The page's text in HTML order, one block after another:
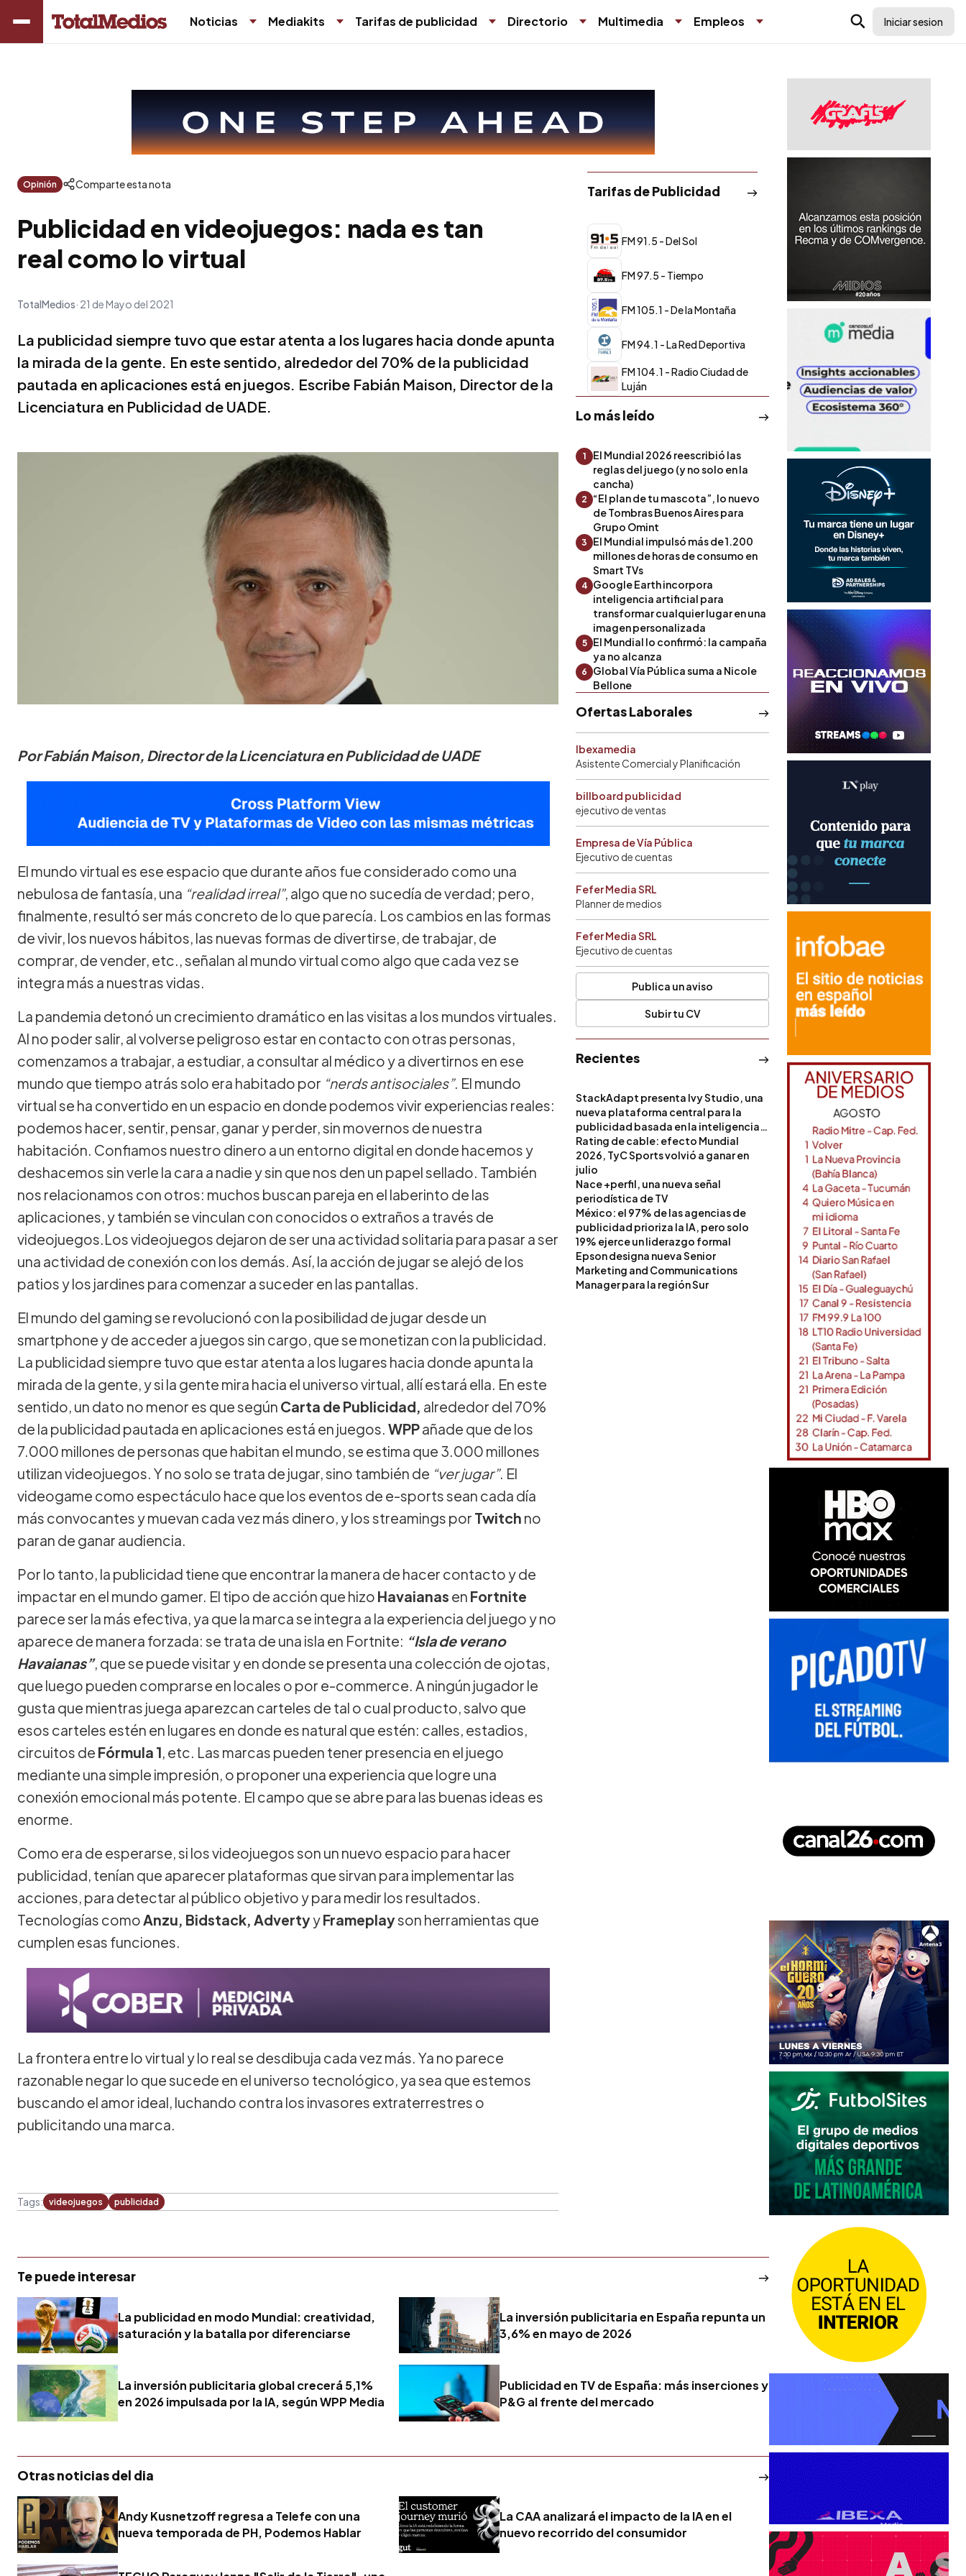
Noticias Mediakits Tarifas de publicidad Directorio Multimedia Empleos Iniciar sesion
Opinión Comparte esta nota
Publicidad en videojuegos: nada es tan
real como lo virtual
TotalMedios 21 de Mayo del 2021
La publicidad siempre tuvo que estar atenta a los lugares hacia donde apunta
la mirada de la gente. En este sentido, alrededor del 70% de la publicidad
pautada en aplicaciones está en juegos. Escribe Fabián Maison, Director de la
Licenciatura en Publicidad de UADE.
Por Fabián Maison, Director de la Licenciatura en Publicidad de UADE
El mundo virtual es ese espacio que durante años fue considerado como una
nebulosa de fantasía, una “realidad irreal”, algo que no sucedía de verdad; pero,
finalmente, resultó ser más concreto de lo que parecía. Los cambios en las formas
de vivir, los nuevos hábitos, las nuevas formas de divertirse, de trabajar, de
comprar, de vender, etc., señalan al mundo virtual como algo que cada vez se
integra más a nuestras vidas.
La pandemia detonó un crecimiento dramático en las visitas a los mundos virtuales.
Al no poder salir, al volverse peligroso estar en contacto con otras personas,
comenzamos a trabajar, a estudiar, a consultar al médico y a divertirnos en ese
mundo que tiempo atrás solo era habitado por “nerds antisociales”. El mundo
virtual se ha convertido en un espacio en donde podemos vivir experiencias reales:
podemos hacer, sentir, pensar, ganar y perder, sin movernos de nuestra
habitación. Confiamos nuestro dinero a un entorno digital en donde hacemos y
deshacemos sin verle la cara a nadie y sin que nos den un papel sellado. También
nos relacionamos con otros: muchos buscan pareja en el laberinto de las
aplicaciones, y también se vinculan con conocidos o extraños a través de
videojuegos.Los videojuegos dejaron de ser una actividad solitaria para pasar a ser
una actividad de conexión con los demás. Así, la acción de jugar se alejó de los
patios y los jardines para comenzar a suceder en las pantallas.
El mundo del gaming se revolucionó con la posibilidad de jugar desde un
smartphone y de acceder a juegos sin cargo, que se monetizan con la publicidad.
La publicidad siempre tuvo que estar atenta a los lugares hacia donde apunta la
mirada de la gente, y si la gente mira hacia el universo virtual, allí estará ella. En este
sentido, un dato no menor es que según Carta de Publicidad, alrededor del 70%
de la publicidad pautada en aplicaciones está en juegos. WPPañade que de los
7.000 millones de personas que habitan el mundo, se estima que 3.000 millones
utilizan videojuegos. Y no solo se trata de jugar, sino también de “ver jugar”. El
videogame como espectáculo hace que los eventos de e-sports sean cada día
más convocantes y muevan cada vez más dinero, y los streamings por Twitch no
paran de ganar audiencia.
Por lo tanto, la publicidad tiene que encontrar la manera de hacer contacto y de
impactar en el mundo gamer. El tipo de acción que hizo Havaianas en Fortnite
parece ser la más efectiva, ya que la marca se integra a la experiencia del juego y no
aparece de manera forzada: se trata de una isla en Fortnite: “Isla de verano
Havaianas”, que se puede visitar y en donde se presenta una colección de ojotas,
que luego pueden comprarse en locales o por e-commerce. A ningún jugador le
gusta que mientras juega aparezcan carteles de tal o cual producto, salvo que
esos carteles estén en lugares en donde es natural que estén: calles, estadios,
circuitos de Fórmula 1, etc. Las marcas pueden tener presencia en el juego
mediante una simple impresión, o proponer una experiencia que logre una
conexión emocional más potente. El campo que se abre para las buenas ideas es
enorme.
Como era de esperarse, si los videojuegos son un nuevo espacio para hacer
publicidad, tenían que aparecer plataformas que sirvan para implementar las
acciones, para detectar al público objetivo y para medir los resultados.
Tecnologías como Anzu, Bidstack, AdvertyyFrameplayson herramientas que
cumplen esas funciones.
La frontera entre lo virtual y lo real se desdibuja cada vez más. Ya no parece
razonable negar lo que sucede en el universo tecnológico, ya sea que estemos
buscando el amor ideal, luchando contra los invasores extraterrestres o
publicitando una marca.
Tags: videojuegos publicidad
Tarifas de Publicidad
FM 91.5 - Del Sol
FM 97.5 - Tiempo
FM 105.1 - De la Montaña
FM 94.1 - La Red Deportiva
FM 104.1 - Radio Ciudad de
Luján
Lo más leído
1
El Mundial 2026 reescribió las
reglas del juego (y no solo en la
cancha)
2
“El plan de tu mascota”, lo nuevo
de Tombras Buenos Aires para
Grupo Omint
3
El Mundial impulsó más de 1.200
millones de horas de consumo en
Smart TVs
4 Google Earth incorpora
inteligencia artificial para
transformar cualquier lugar en una
imagen personalizada
5
El Mundial lo confirmó: la campaña
ya no alcanza
6
Global Vía Pública suma a Nicole
Bellone
Ofertas Laborales
Ibexamedia
Asistente Comercial y Planificación
billboard publicidad
ejecutivo de ventas
Empresa de Vía Pública
Ejecutivo de cuentas
Fefer Media SRL
Planner de medios
Fefer Media SRL
Ejecutivo de cuentas
Publica un aviso
Subir tu CV
Recientes
StackAdapt presenta Ivy Studio, una
nueva plataforma central para la
publicidad basada en la inteligencia
artificial
Rating de cable: efecto Mundial
2026, TyC Sports volvió a ganar en
julio
Nace +perfil, una nueva señal
periodística de TV
México: el 97% de las agencias de
publicidad prioriza la IA, pero solo
19% ejerce un liderazgo formal
Epson designa nueva Senior
Marketing and Communications
Manager para la región Sur
Te puede interesar
La publicidad en modo Mundial: creatividad,
saturación y la batalla por diferenciarse
La inversión publicitaria en España repunta un
3,6% en mayo de 2026
La inversión publicitaria global crecerá 5,1%
en 2026 impulsada por la IA, según WPP Media
Publicidad en TV de España: más inserciones y
P&G al frente del mercado
Otras noticias del dia
Andy Kusnetzoff regresa a Telefe con una
nueva temporada de PH, Podemos Hablar
La CAA analizará el impacto de la IA en el
nuevo recorrido del consumidor